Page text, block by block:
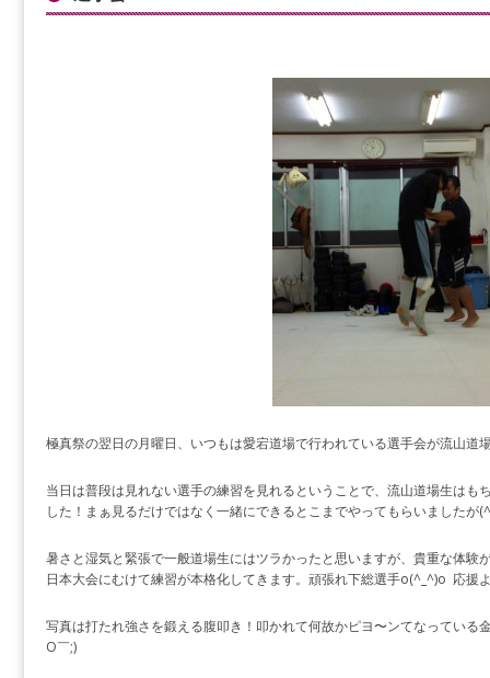
極真祭の翌日の月曜日、いつもは愛宕道場で行われている選手会が流山道
当日は普段は見れない選手の練習を見れるということで、流山道場生はも
した！まぁ見るだけではなく一緒にできるとこまでやってもらいましたが
暑さと湿気と緊張で一般道場生にはツラかったと思いますが、貴重な体験
日本大会にむけて練習が本格化してきます。頑張れ下総選手o(^_^)o 応援
写真は打たれ強さを鍛える腹叩き！叩かれて何故かピヨ〜ンてなって
O￣;)